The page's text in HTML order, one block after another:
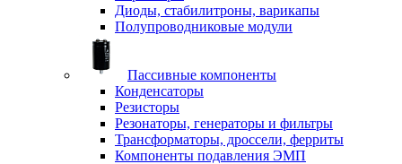
Диоды, стабилитроны, варикапы
Полупроводниковые модули
Пассивные компоненты
Конденсаторы
Резисторы
Резонаторы, генераторы и фильтры
Трансформаторы, дроссели, ферриты
Компоненты подавления ЭМП